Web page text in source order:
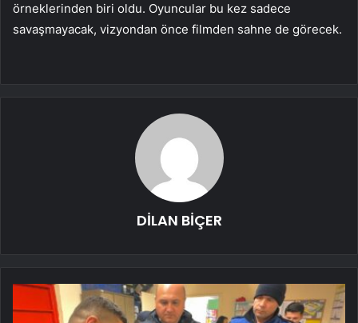
örneklerinden biri oldu. Oyuncular bu kez sadece
savaşmayacak, vizyondan önce filmden sahne de görecek.
DİLAN BİÇER